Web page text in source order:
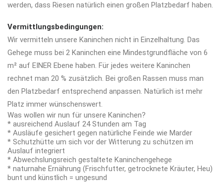
werden, dass Riesen natürlich einen großen Platzbedarf haben.
Vermittlungsbedingungen:
Wir vermitteln unsere Kaninchen nicht in Einzelhaltung. Das
Gehege muss bei 2 Kaninchen eine Mindestgrundfläche von 6
m² auf EINER Ebene haben. Für jedes weitere Kaninchen
rechnet man 20 % zusätzlich. Bei großen Rassen muss man
den Platzbedarf entsprechend anpassen. Natürlich ist mehr
Platz immer wünschenswert.
Was wollen wir nun für unsere Kaninchen?
* ausreichend Auslauf 24 Stunden am Tag
* Ausläufe gesichert gegen natürliche Feinde wie Marder
* Schutzhütte um sich vor der Witterung zu schützen im
Auslauf integriert
* Abwechslungsreich gestaltete Kaninchengehege
* naturnahe Ernährung (Frischfutter, getrocknete Kräuter, Heu)
bunt und künstlich = ungesund